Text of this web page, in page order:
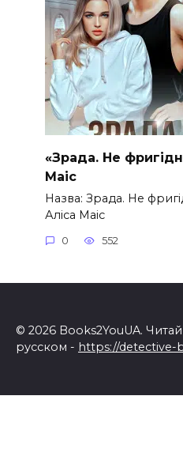
«Зрада. Не
Маіс
Назва: Зрада. Не
Аліса Маіс
0 552
© 2026 Books2YouUA.
русском - https://detective-